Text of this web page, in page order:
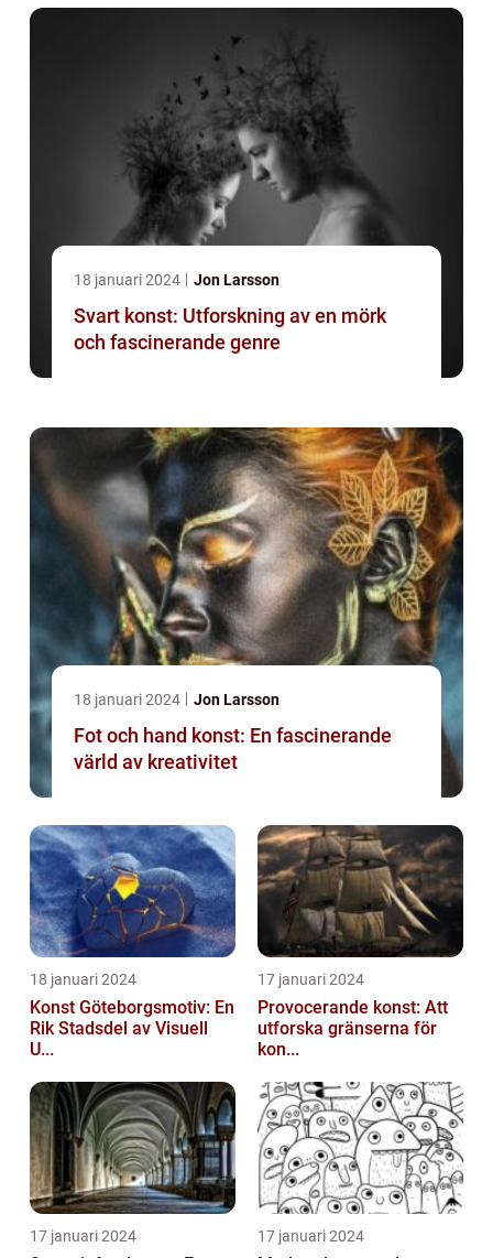
18 januari 2024 Jon Larsson
Svart konst: Utforskning av en mörk
och fascinerande genre
18 januari 2024 Jon Larsson
Fot och hand konst: En fascinerande
värld av kreativitet
18 januari 2024
Konst Göteborgsmotiv: En
Rik Stadsdel av Visuell
U...
17 januari 2024
Provocerande konst: Att
utforska gränserna för
kon...
17 januari 2024 17 januari 2024